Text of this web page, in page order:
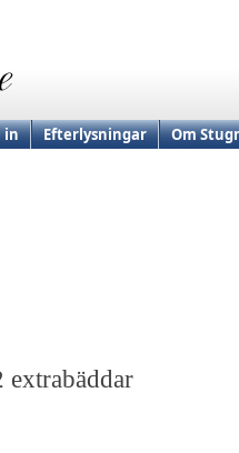
in Efterlysningar Om
extrabäddar